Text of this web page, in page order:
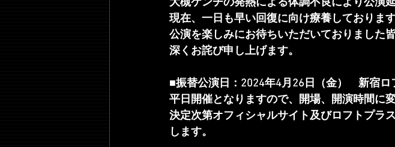
大槻ケンヂの発熱による体調不良により公演
現在、一日も早い回復に向け療養しております
公演を楽しみにお待ちいただいておりました
深くお詫び申し上げます。
■振替公演日：2024年4月26日（金）　新宿ロ
平日開催となりますので、開場、開演時間に
決定次第オフィシャルサイト及びロフトプラ
します。